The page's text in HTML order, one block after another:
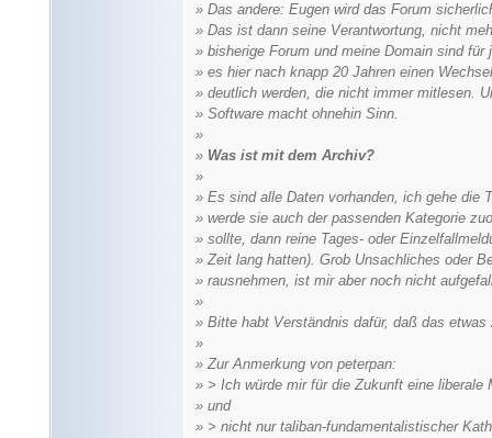
» Das andere: Eugen wird das Forum
» Das ist dann seine Verantwortung, nicht
» bisherige Forum und meine Domain sind
» es hier nach knapp 20 Jahren einen
» deutlich werden, die nicht immer mitlesen.
» Software macht ohnehin Sinn.
»
» Was ist mit dem Archiv?
»
» Es sind alle Daten vorhanden, ich gehe die
» werde sie auch der passenden Kategorie
» sollte, dann reine Tages- oder
» Zeit lang hatten). Grob Unsachliches oder
» rausnehmen, ist mir aber noch nicht
»
» Bitte habt Verständnis dafür, daß das etwas
»
» Zur Anmerkung von peterpan:
» > Ich würde mir für die Zukunft eine liberale
» und
» > nicht nur taliban-fundamentalistischer